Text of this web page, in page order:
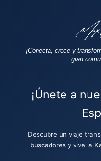
¡Conecta, crece y
gran
¡Únete a
Descubre un viaje
buscadores y vive la